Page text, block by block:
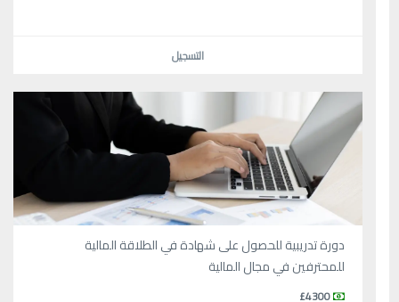
التسجيل
دورة تدريبية للحصول على شهادة في الطلاقة المالية
للمحترفين في مجال المالية
£4300